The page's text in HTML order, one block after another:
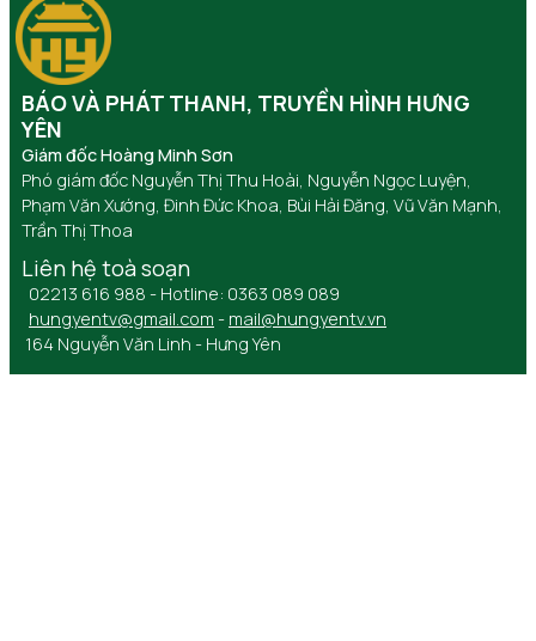
BÁO VÀ PHÁT THANH, TRUYỀN HÌNH HƯNG
YÊN
Giám đốc Hoàng Minh Sơn
Phó giám đốc Nguyễn Thị Thu Hoài, Nguyễn Ngọc Luyện,
Phạm Văn Xướng, Đinh Đức Khoa, Bùi Hải Đăng, Vũ Văn Mạnh,
Trần Thị Thoa
Liên hệ toà soạn
02213 616 988 - Hotline: 0363 089 089
hungyentv@gmail.com - mail@hungyentv.vn
164 Nguyễn Văn Linh - Hưng Yên